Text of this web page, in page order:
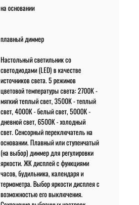
на основании
плавный диммер
Настольный светильник со
светодиодами (LED) в качестве
источников света. 5 режимов
цветовой температуры света: 2700К -
мягкий теплый свет, 3500К - теплый
свет, 4000К - белый свет, 5000К -
дневной свет, 6500К - холодный
свет. Сенсорный переключатель на
основании. Плавный или ступенчатый
(на выбор) диммер для регулировки
яркости. ЖК дисплей с функциями
часов, будильника, календаря и
термометра. Выбор яркости дисплея с
возможностью его выключения.